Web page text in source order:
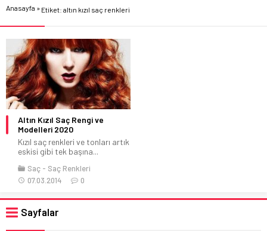
Anasayfa » Etiket: altın kızıl saç renkleri
Altın Kızıl Saç Rengi ve
Modelleri 2020
Kızıl saç renkleri ve tonları artık
eskisi gibi tek başına...
Saç
Saç Renkleri
07.03.2014
0
Sayfalar